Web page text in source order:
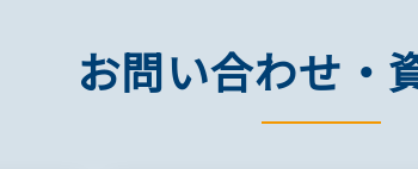
お問い合わせ・